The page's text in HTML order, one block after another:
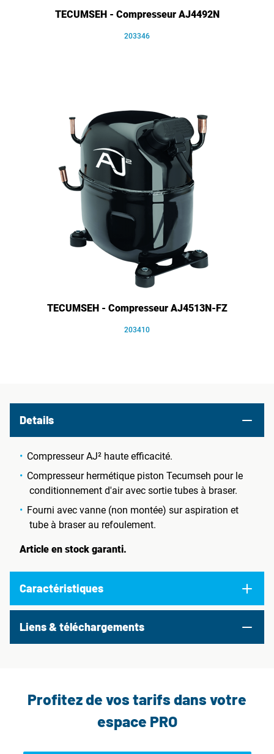
TECUMSEH - Compresseur AJ4492N
203346
TECUMSEH - Compresseur AJ4513N-FZ
203410
Details
Compresseur AJ² haute efficacité.
Compresseur hermétique piston Tecumseh pour le
conditionnement d'air avec sortie tubes à braser.
Fourni avec vanne (non montée) sur aspiration et
tube à braser au refoulement.
Article en stock garanti.
Caractéristiques
Liens & téléchargements
Profitez de vos tarifs dans votre
espace PRO